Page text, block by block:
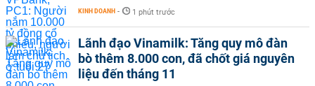
KINH DOANH - 1 phút trước
Lãnh đạo Vinamilk: Tăng quy mô đàn
bò thêm 8.000 con, đã chốt giá nguyên
liệu đến tháng 11